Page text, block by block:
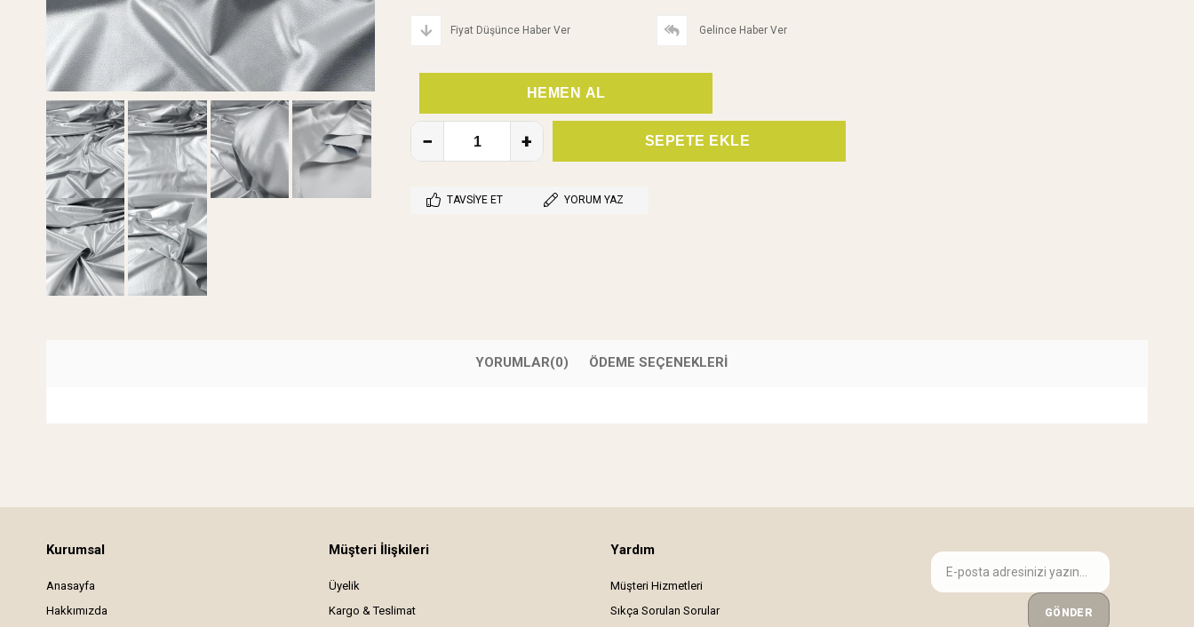
Fiyat Düşünce Haber Ver Gelince Haber Ver
TAVSIYE ET YORUM YAZ
YORUMLAR(0) ÖDEME SEÇENEKLERI
Kurumsal
Anasayfa
Hakkımızda
Müşteri İlişkileri
Üyelik
Kargo & Teslimat
Yardım
Müşteri Hizmetleri
Sıkça Sorulan Sorular
GÖNDER